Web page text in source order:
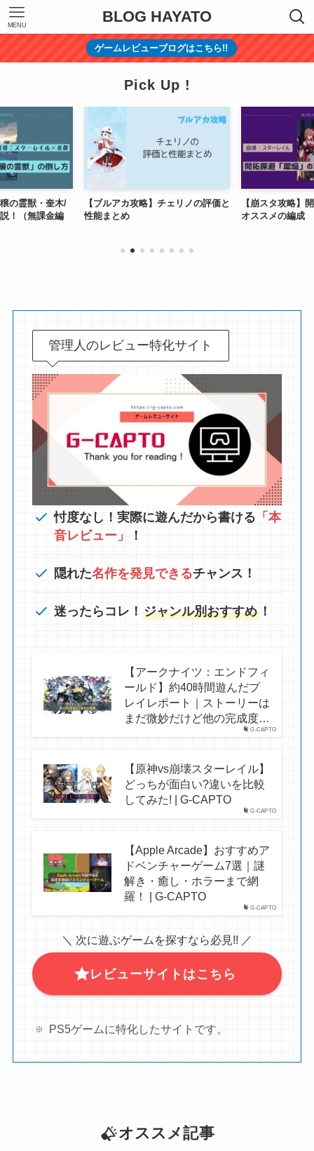
BLOG HAYATO
MENU
ゲームレビューブログはこちら!!
Pick Up !
の霊獣・奎木/
！（無課金編
【ブルアカ攻略】チェリノの評価と
性能まとめ
【崩スタ攻略】
オススメの編成
管理人のレビュー特化サイト
忖度なし！実際に遊んだから書ける 「本
音レビュー」
！
隠れた名作を発見できるチャンス！
迷ったらコレ！ジャンル別おすすめ ！
G-CAPTO
【アークナイツ：エンドフィ
ールド】約40時間遊んだプ
レイレポート｜ストーリーは
まだ微妙だけど他の完成度…
G-CAPTO
【原神vs崩壊スターレイル】
どっちが面白い?違いを比較
してみた! | G-CAPTO
G-CAPTO
【Apple Arcade】おすすめア
ドベンチャーゲーム7選｜謎
解き・癒し・ホラーまで網
羅！ | G-CAPTO
＼ 次に遊ぶゲームを探すなら必見!! ／
レビューサイトはこちら
PS5ゲームに特化したサイトです。
オススメ記事